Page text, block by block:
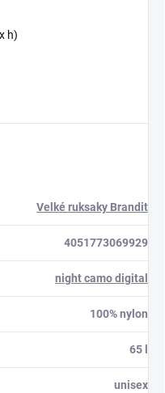
h)
Velké ruksaky Brandit
4051773069929
night camo digital
100% nylon
65 l
unisex